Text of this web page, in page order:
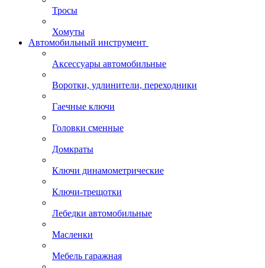
Тросы
Хомуты
Автомобильный инструмент
Аксессуары автомобильные
Воротки, удлинители, переходники
Гаечные ключи
Головки сменные
Домкраты
Ключи динамометрические
Ключи-трещотки
Лебедки автомобильные
Масленки
Мебель гаражная